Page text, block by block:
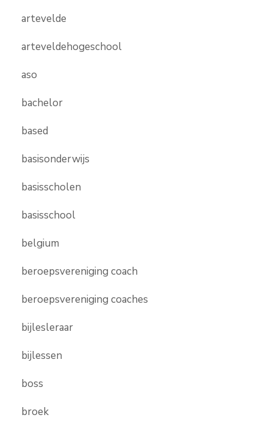
artevelde
arteveldehogeschool
aso
bachelor
based
basisonderwijs
basisscholen
basisschool
belgium
beroepsvereniging coach
beroepsvereniging coaches
bijlesleraar
bijlessen
boss
broek